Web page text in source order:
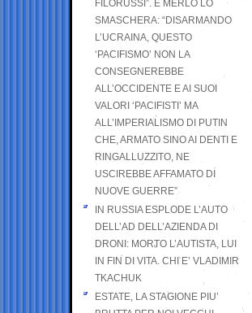
FILORUSSI”. E MERLO LO
SMASCHERA: “DISARMANDO
L’UCRAINA, QUESTO
‘PACIFISMO’ NON LA
CONSEGNEREBBE
ALL’OCCIDENTE E AI SUOI
VALORI ‘PACIFISTI’ MA
ALL’IMPERIALISMO DI PUTIN
CHE, ARMATO SINO AI DENTI E
RINGALLUZZITO, NE
USCIREBBE AFFAMATO DI
NUOVE GUERRE”
IN RUSSIA ESPLODE L’AUTO
DELL’AD DELL’AZIENDA DI
DRONI: MORTO L’AUTISTA, LUI
IN FIN DI VITA. CHI E’ VLADIMIR
TKACHUK
ESTATE, LA STAGIONE PIU’